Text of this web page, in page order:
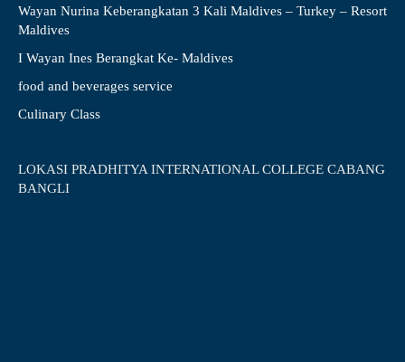
Wayan Nurina Keberangkatan 3 Kali Maldives – Turkey – Resort
Maldives
I Wayan Ines Berangkat Ke- Maldives
food and beverages service
Culinary Class
LOKASI PRADHITYA INTERNATIONAL COLLEGE CABANG
BANGLI